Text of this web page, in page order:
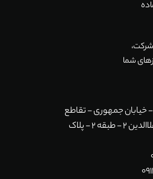
آماده
شما
خیابان جمهوری - تقاطع
خیابان شیخ هادی - پاساژ علاالدین 2 - طبقه 2 - پلاک